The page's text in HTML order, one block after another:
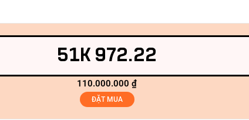
51K 972.22
110.000.000 ₫
ĐẶT MUA